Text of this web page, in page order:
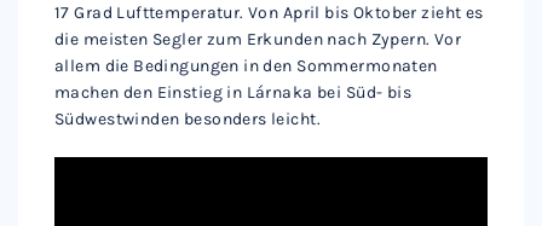
17 Grad Lufttemperatur. Von April bis Oktober zieht es
die meisten Segler zum Erkunden nach Zypern. Vor
allem die Bedingungen in den Sommermonaten
machen den Einstieg in Lárnaka bei Süd- bis
Südwestwinden besonders leicht.